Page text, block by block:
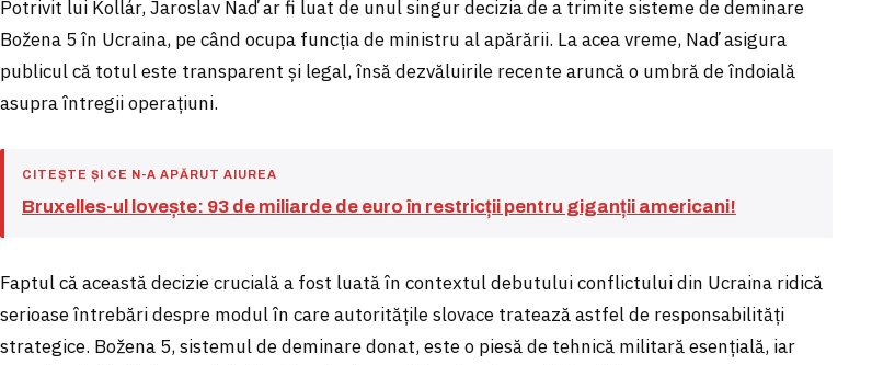
Potrivit lui Kollár, Jaroslav Naď ar fi luat de unul singur decizia de a trimite sisteme de deminare
Božena 5 în Ucraina, pe când ocupa funcția de ministru al apărării. La acea vreme, Naď asigura
publicul că totul este transparent și legal, însă dezvăluirile recente aruncă o umbră de îndoială
asupra întregii operațiuni.
CITEȘTE ȘI CE N-A APĂRUT AIUREA
Bruxelles-ul lovește: 93 de miliarde de euro în restricții pentru giganții americani!
Faptul că această decizie crucială a fost luată în contextul debutului conflictului din Ucraina ridică
serioase întrebări despre modul în care autoritățile slovace tratează astfel de responsabilități
strategice. Božena 5, sistemul de deminare donat, este o piesă de tehnică militară esențială, iar